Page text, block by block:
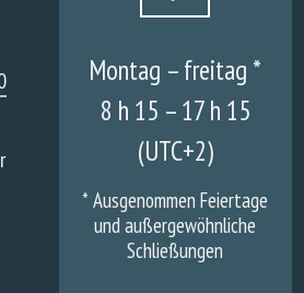
Montag – freitag *
8 h 15 – 17 h 15
(UTC+2)
*Ausgenommen Feiertage
und außergewöhnliche
Schließungen